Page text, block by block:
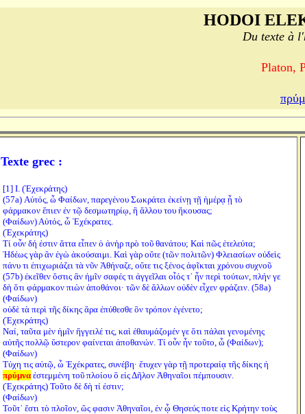
HODOI
Du texte à
Platon,
Texte grec :
[1] I. (Ἐχεκράτης)
(57a) Αὐτός, ὦ Φαίδων, παρεγένου Σωκράτει ἐκείνῃ τῇ ἡμέρᾳ ᾗ τὸ
φάρμακον ἔπιεν ἐν τῷ δεσμωτηρίῳ, ἢ ἄλλου του ἤκουσας;
(Φαίδων) Αὐτός, ὦ Ἐχέκρατες.
(Ἐχεκράτης)
Τί οὖν δή ἐστιν ἅττα εἶπεν ὁ ἀνὴρ πρὸ τοῦ θανάτου; Καὶ πῶς ἐτελεύτα;
Ἡδέως γὰρ ἂν ἐγὼ ἀκούσαιμι. Καὶ γὰρ οὔτε (τῶν πολιτῶν) Φλειασίων οὐδεὶς
πάνυ τι ἐπιχωριάζει τὰ νῦν Ἀθήναζε, οὔτε τις ξένος ἀφῖκται χρόνου συχνοῦ
(57b) ἐκεῖθεν ὅστις ἂν ἡμῖν σαφές τι ἀγγεῖλαι οἷός τ᾽ ἦν περὶ τούτων, πλήν γε
δὴ ὅτι φάρμακον πιὼν ἀποθάνοι· τῶν δὲ ἄλλων οὐδὲν εἶχεν φράζειν. (58a)
(Φαίδων)
οὐδὲ τὰ περὶ τῆς δίκης ἄρα ἐπύθεσθε ὃν τρόπον ἐγένετο;
(Ἐχεκράτης)
Ναί, ταῦτα μὲν ἡμῖν ἤγγειλέ τις, καὶ ἐθαυμάζομέν γε ὅτι πάλαι γενομένης
αὐτῆς πολλῷ ὕστερον φαίνεται ἀποθανών. Τί οὖν ἦν τοῦτο, ὦ (Φαίδων);
(Φαίδων)
Τύχη τις αὐτῷ, ὦ Ἐχέκρατες, συνέβη· ἔτυχεν γὰρ τῇ προτεραίᾳ τῆς δίκης ἡ
πρύμναἐστεμμένη τοῦ πλοίου ὃ εἰς Δῆλον Ἀθηναῖοι πέμπουσιν.
(Ἐχεκράτης) Τοῦτο δὲ δὴ τί ἐστιν;
(Φαίδων)
Τοῦτ᾽ ἔστι τὸ πλοῖον, ὥς φασιν Ἀθηναῖοι, ἐν ᾧ Θησεύς ποτε εἰς Κρήτην τοὺς